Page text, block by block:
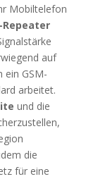
Mobiltelefon
Repeater
auf
ein GSM-
arbeitet.
und die
die
für eine